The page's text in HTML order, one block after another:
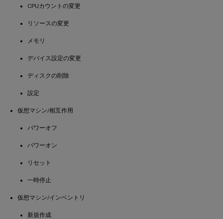
CPUカウントの変更
リソースの変更
メモリ
デバイス設定の変更
ディスクの削除
設定
仮想マシン/相互作用
パワーオフ
パワーオン
リセット
一時停止
仮想マシン/インベントリ
新規作成